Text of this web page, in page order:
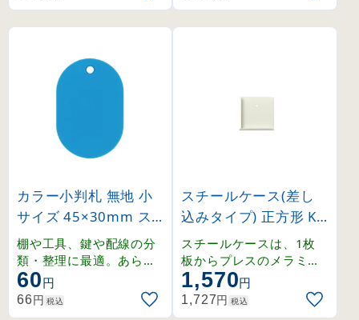
カラー小判札 無地 小
サイズ 45×30mm ス
カイブルー (200017)
棚や工具、鍵や配線の分
類・整理に最適。あらゆ
る場面で活躍するスチロ
ール製の無地小判札。
60円
66円 税込
スチールケース(差し
込みタイプ) 正方形 KS
シリーズ 内寸75mm
角 (228030)
スチールケースは、1枚
板からプレスのメラミン
焼付仕上げ。強度、耐熱
・耐候性にも優れていま
す。両面テープ付きで取
1,570円
1,727円 税込